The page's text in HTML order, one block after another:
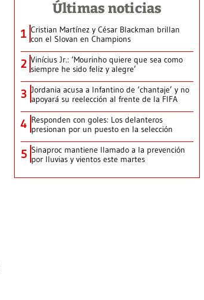
Últimas noticias
1 Cristian Martínez y César Blackman brillan
con el Slovan en Champions
2 Vinícius Jr.: ‘Mourinho quiere que sea como
siempre he sido feliz y alegre’
3 Jordania acusa a Infantino de ‘chantaje’ y no
apoyará su reelección al frente de la FIFA
4 Responden con goles: Los delanteros
presionan por un puesto en la selección
5 Sinaproc mantiene llamado a la prevención
por lluvias y vientos este martes